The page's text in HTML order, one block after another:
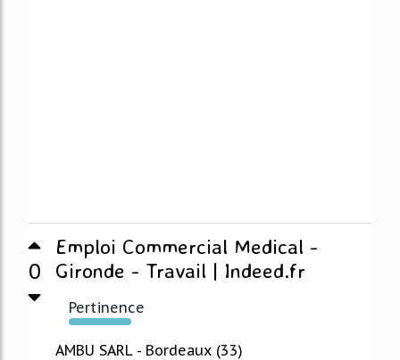
0
Emploi Commercial Medical -
Gironde - Travail | Indeed.fr
Pertinence
540%
AMBU SARL - Bordeaux (33)